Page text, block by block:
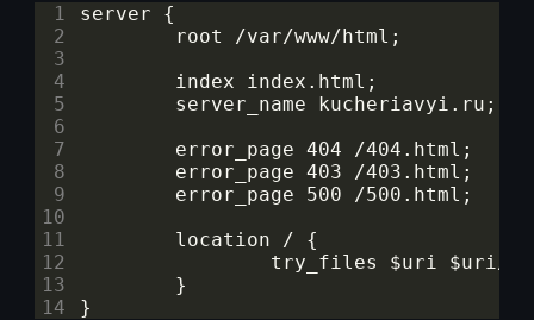
1
2
3
4
5
6
7
8
9
10
11
12
13
14
}